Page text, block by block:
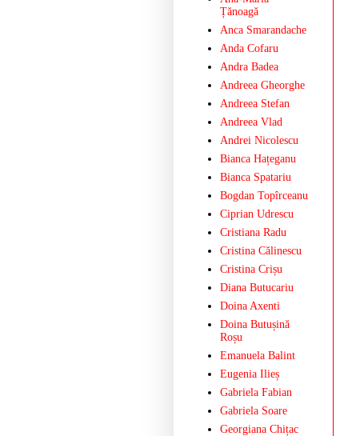
Țănoagă
Anca Smarandache
Anda Cofaru
Andra Badea
Andreea Gheorghe
Andreea Stefan
Andreea Vlad
Andrei Nicolescu
Bianca Hațeganu
Bianca Spatariu
Bogdan Topîrceanu
Ciprian Udrescu
Cristiana Radu
Cristina Călinescu
Cristina Crișu
Diana Butucariu
Doina Axenti
Doina Butușină
Roșu
Emanuela Balint
Eugenia Ilieș
Gabriela Fabian
Gabriela Soare
Georgiana Chițac